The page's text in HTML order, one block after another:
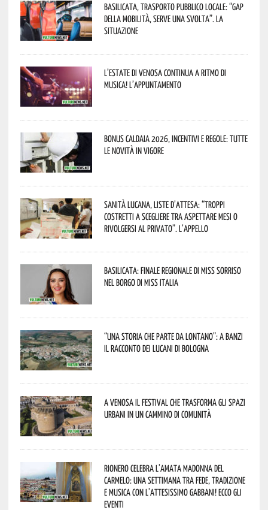
Basilicata, trasporto pubblico locale: “Gap
della mobilità, serve una svolta”. La
situazione
L’estate di Venosa continua a ritmo di
musica! L’appuntamento
Bonus caldaia 2026, incentivi e regole: tutte
le novità in vigore
Sanità lucana, liste d’attesa: “Troppi
costretti a scegliere tra aspettare mesi o
rivolgersi al privato”. L’appello
Basilicata: finale regionale di Miss Sorriso
nel borgo di Miss Italia
“Una storia che parte da lontano”: a Banzi
il racconto dei Lucani di Bologna
A Venosa il festival che trasforma gli spazi
urbani in un cammino di comunità
Rionero celebra l’amata Madonna del
Carmelo: una settimana tra fede, tradizione
e musica con l’attesissimo Gabbani! Ecco gli
eventi